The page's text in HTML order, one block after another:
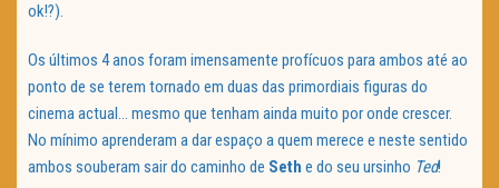
ok!?).
Os últimos 4 anos foram imensamente profícuos para ambos até ao
ponto de se terem tornado em duas das primordiais figuras do
cinema actual… mesmo que tenham ainda muito por onde crescer.
No mínimo aprenderam a dar espaço a quem merece e neste sentido
ambos souberam sair do caminho de Seth e do seu ursinho Ted!